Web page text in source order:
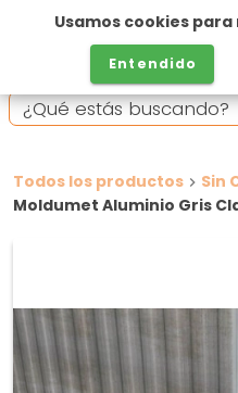
Todos los productos Sin
Moldumet Aluminio Gris
Usamos cookies
Entendido